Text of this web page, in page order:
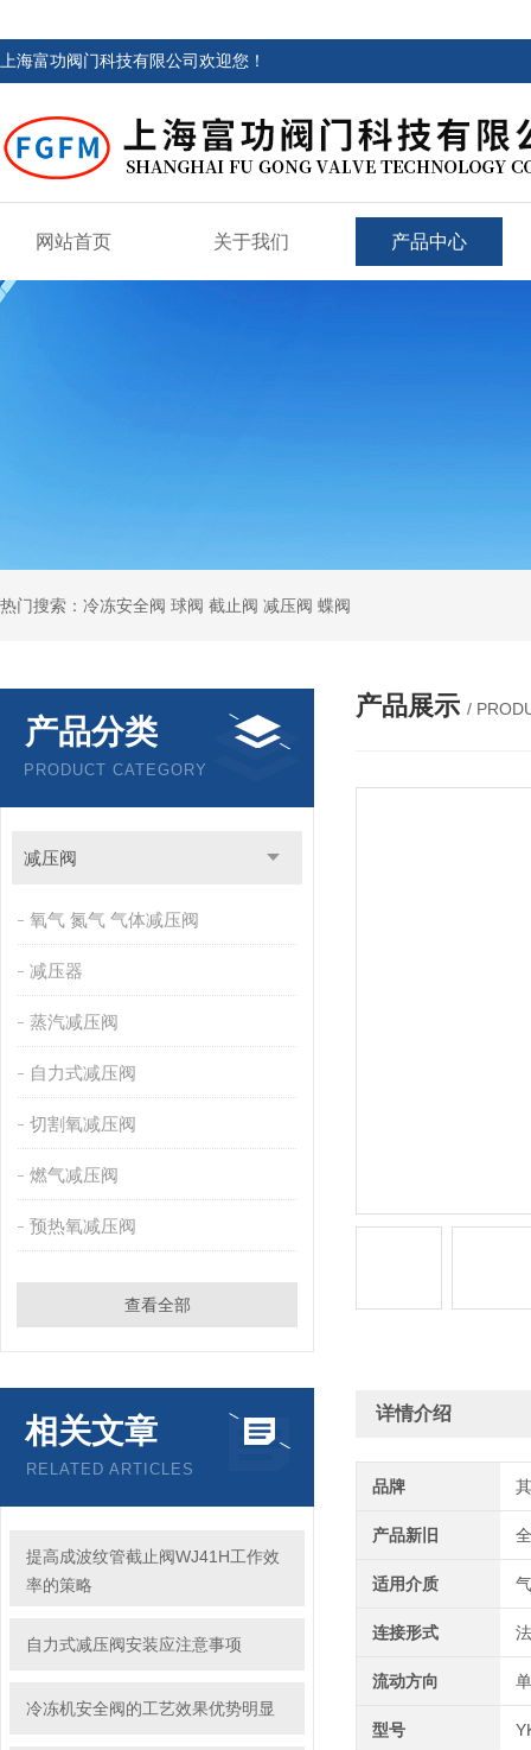
上海富功阀门科技有限公司欢迎您！
网站首页 关于我们 产品中心
热门搜索：冷冻安全阀 球阀 截止阀 减压阀 蝶阀
产品分类
PRODUCT CATEGORY
减压阀
氧气 氮气 气体减压阀
减压器
蒸汽减压阀
自力式减压阀
切割氧减压阀
燃气减压阀
预热氧减压阀
查看全部
相关文章
RELATED ARTICLES
提高成波纹管截止阀WJ41H工作效
率的策略
自力式减压阀安装应注意事项
冷冻机安全阀的工艺效果优势明显
产品展示 /
详情介绍
品牌
产品新旧
适用介质
连接形式
流动方向
型号